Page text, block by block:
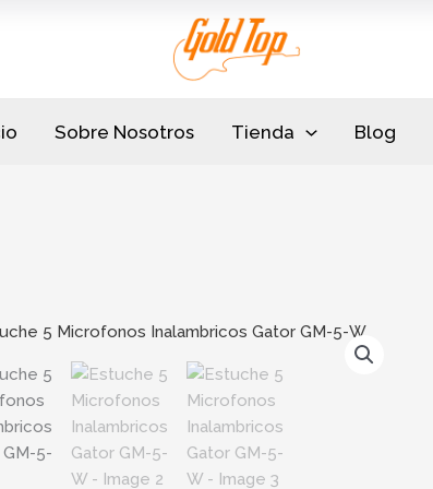
Sobre Nosotros Tienda Blog